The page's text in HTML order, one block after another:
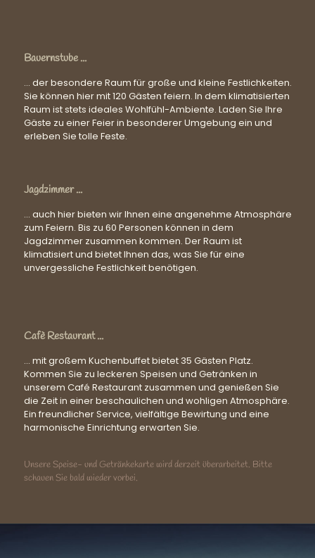
Bauernstube ...
... der besondere Raum für große und kleine Festlichkeiten.
Sie können hier mit 120 Gästen feiern. In dem klimatisierten
Raum ist stets ideales Wohlfühl-Ambiente. Laden Sie Ihre
Gäste zu einer Feier in besonderer Umgebung ein und
erleben Sie tolle Feste.
Jagdzimmer ...
... auch hier bieten wir Ihnen eine angenehme Atmosphäre
zum Feiern. Bis zu 60 Personen können in dem
Jagdzimmer zusammen kommen. Der Raum ist
klimatisiert und bietet Ihnen das, was Sie für eine
unvergessliche Festlichkeit benötigen.
Cafè Restaurant ...
... mit großem Kuchenbuffet bietet 35 Gästen Platz.
Kommen Sie zu leckeren Speisen und Getränken in
unserem Café Restaurant zusammen und genießen Sie
die Zeit in einer beschaulichen und wohligen Atmosphäre.
Ein freundlicher Service, vielfältige Bewirtung und eine
harmonische Einrichtung erwarten Sie.
Unsere Speise- und Getränkekarte wird derzeit überarbeitet. Bitte
schauen Sie bald wieder vorbei.